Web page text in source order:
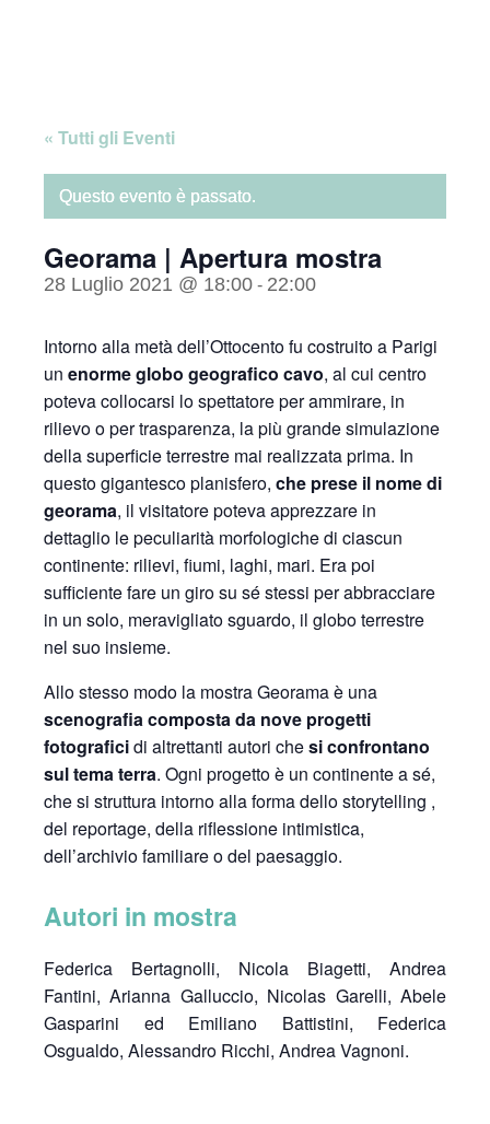
« Tutti gli Eventi
Questo evento è passato.
Georama | Apertura mostra
28 Luglio 2021 @ 18:00 - 22:00
Intorno alla metà dell’Ottocento fu costruito a Parigi
un enorme globo geografico cavo, al cui centro
poteva collocarsi lo spettatore per ammirare, in
rilievo o per trasparenza, la più grande simulazione
della superficie terrestre mai realizzata prima. In
questo gigantesco planisfero, che prese il nome di
georama, il visitatore poteva apprezzare in
dettaglio le peculiarità morfologiche di ciascun
continente: rilievi, fiumi, laghi, mari. Era poi
sufficiente fare un giro su sé stessi per abbracciare
in un solo, meravigliato sguardo, il globo terrestre
nel suo insieme.
Allo stesso modo la mostra Georama è una
scenografia composta da nove progetti
fotograficidi altrettanti autori chesi confrontano
sul tema terra. Ogni progetto è un continente a sé,
che si struttura intorno alla forma dello storytelling ,
del reportage, della riflessione intimistica,
dell’archivio familiare o del paesaggio.
Autori in mostra
Federica Bertagnolli, Nicola Biagetti, Andrea
Fantini, Arianna Galluccio, Nicolas Garelli, Abele
Gasparini ed Emiliano Battistini, Federica
Osgualdo, Alessandro Ricchi, Andrea Vagnoni.